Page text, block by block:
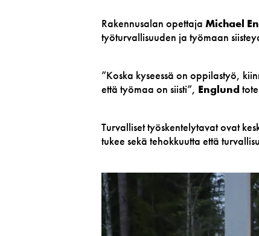
Rakennusalan opettaja Michael
työturvallisuuden ja työmaan
”Koska kyseessä on oppilastyö,
että työmaa on siisti”, Englund
Turvalliset työskentelytavat ovat
tukee sekä tehokkuutta että